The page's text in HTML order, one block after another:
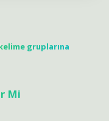
gruplarına
Mi